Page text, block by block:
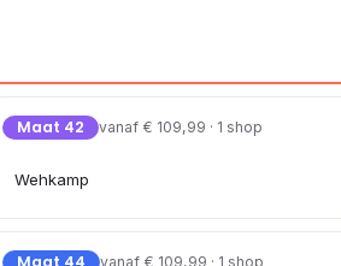
Maat 42 vanaf € 109,99 · 1 shop
Wehkamp
Maat 44 vanaf € 109,99 · 1 shop